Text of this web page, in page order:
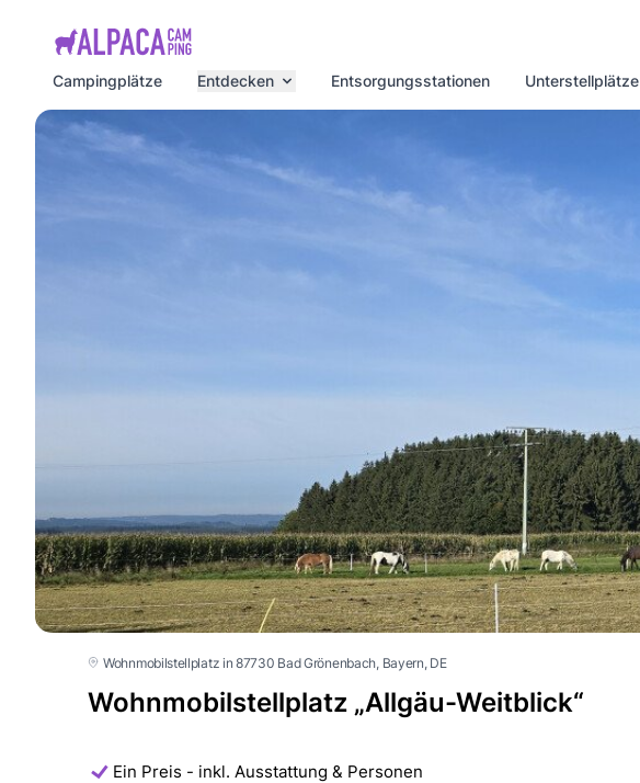
Campingplätze
Entdecken Entsorgungsstationen Unterstellplätze
Wohnmobilstellplatz in 87730 Bad Grönenbach , Bayern , DE
Wohnmobilstellplatz „Allgäu-Weitblick“
Ein Preis - inkl. Ausstattung & Personen